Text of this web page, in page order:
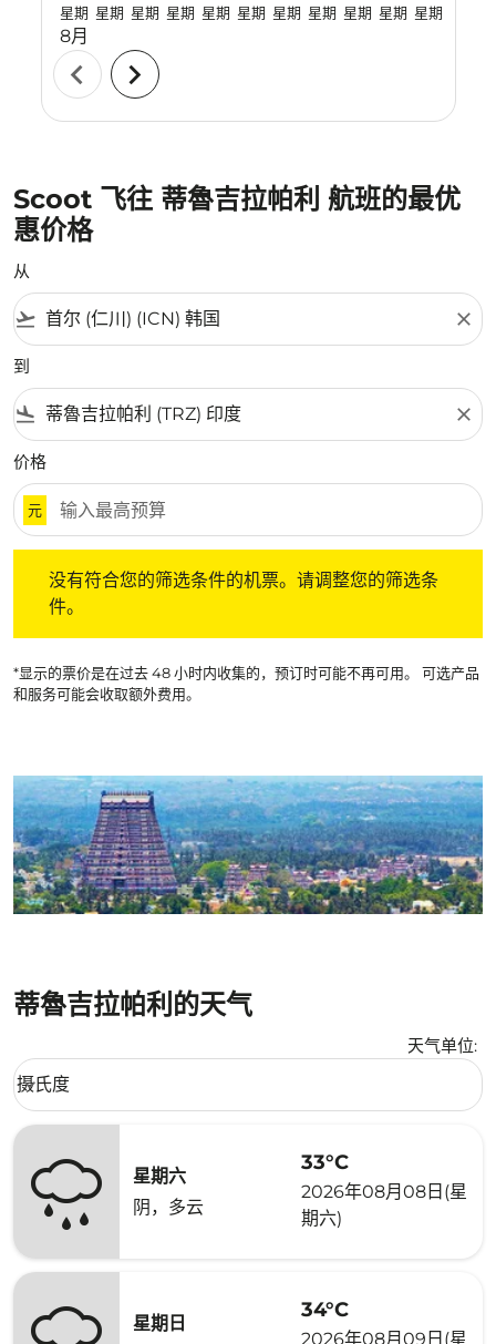
星期
8月
星期 星期 星期 星期 星期 星期 星期 星期 星期 星期
chevron_left chevron_right
Scoot 飞往 蒂魯吉拉帕利 航班的最优
惠价格
从
flight_takeoff close
到
flight_land close
价格
元
没有符合您的筛选条件的机票。请调整您的筛选条
件。
*显示的票价是在过去 48 小时内收集的，预订时可能不再可用。 可选产品
和服务可能会收取额外费用。
蒂魯吉拉帕利的天气
天气单位:
Weather unit option 摄氏度 Selected
摄氏度
keyboard_arrow_down
星期六
阴，多云
33°C
2026年08月08日(星
期六)
星期日
34°C
2026年08月09日(星